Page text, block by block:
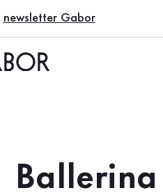
newsletter Gabor